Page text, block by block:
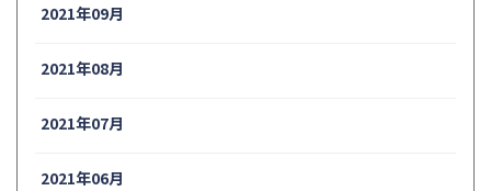
2021年09月
2021年08月
2021年07月
2021年06月